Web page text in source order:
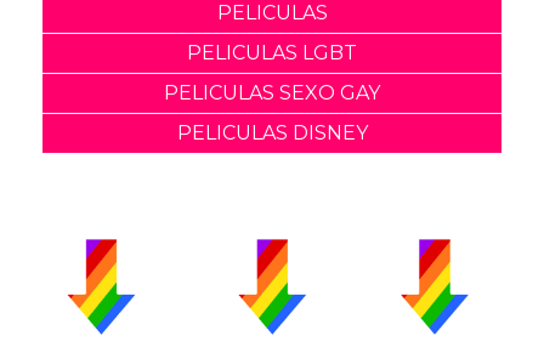
PELICULAS
PELICULAS LGBT
PELICULAS SEXO GAY
PELICULAS DISNEY